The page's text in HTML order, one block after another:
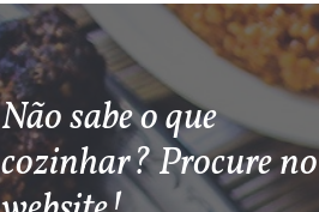
Não sabe o que
cozinhar? Procure no